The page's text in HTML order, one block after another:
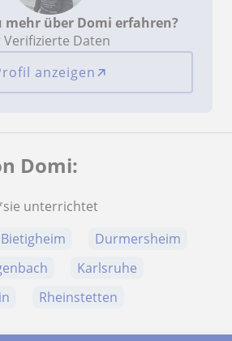
mehr über Domi erfahren?
Verifizierte Daten
anzeigen
Domi:
unterrichtet
Bietigheim
Durmersheim
Karlsruhe
Rheinstetten